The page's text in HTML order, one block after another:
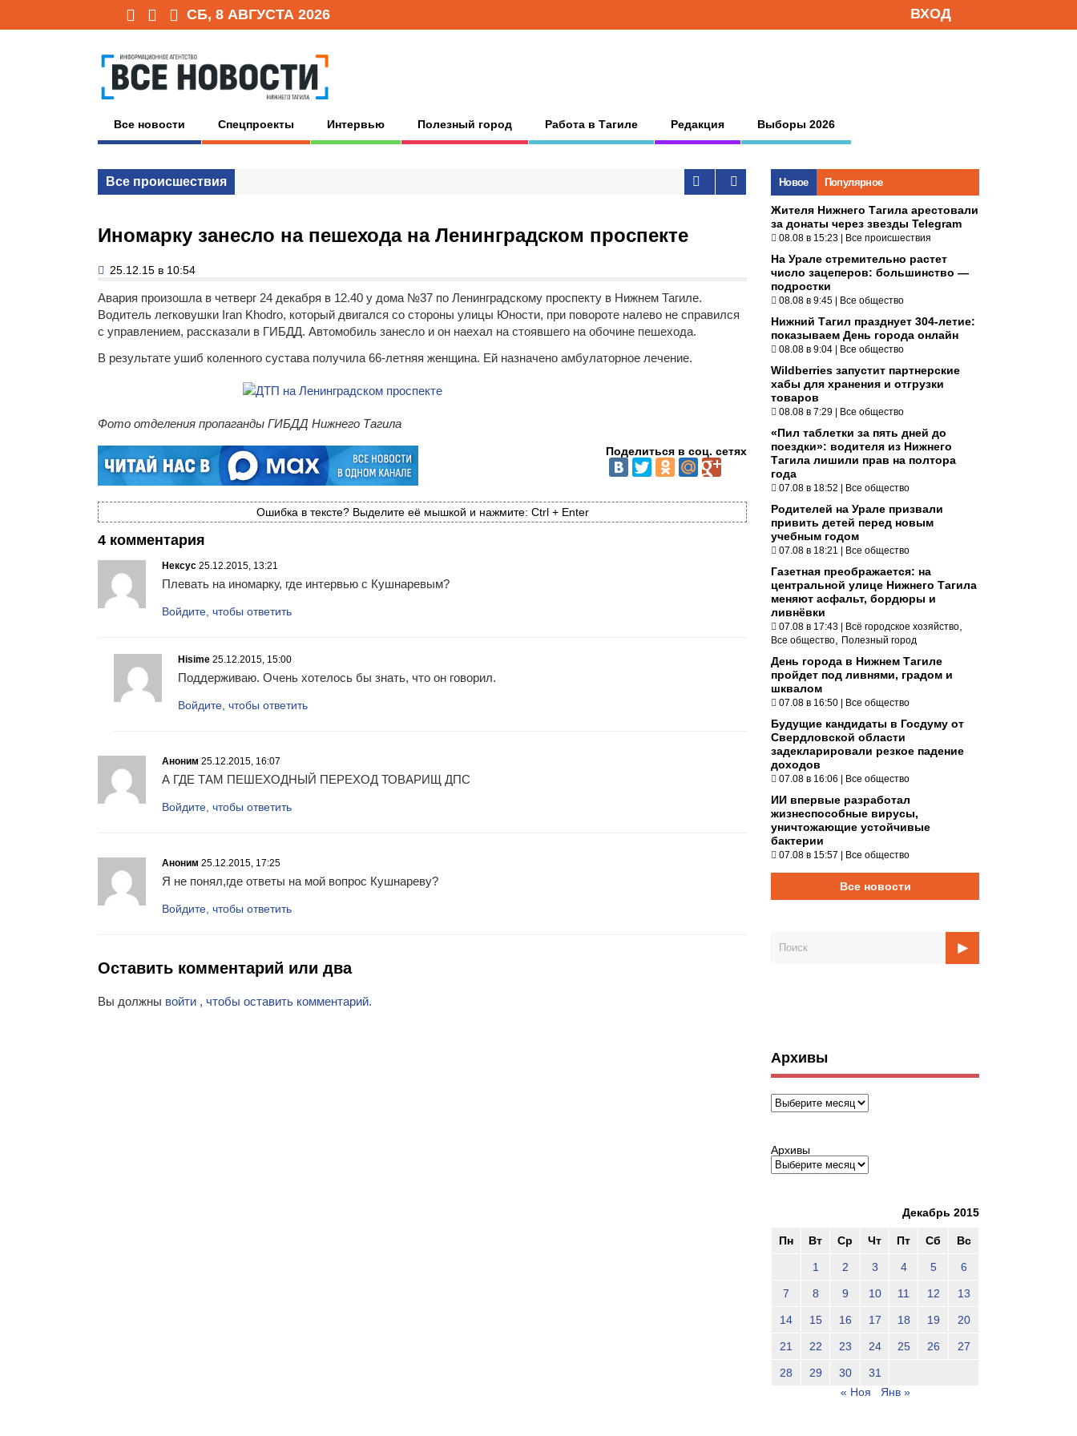
СБ, 8 АВГУСТА 2026 ВХОД
Все новости Спецпроекты Интервью Полезный город Работа в Тагиле Редакция Выборы 2026
Все происшествия
Иномарку занесло на пешехода на Ленинградском проспекте
25.12.15 в 10:54
Авария произошла в четверг 24 декабря в 12.40 у дома №37 по Ленинградскому проспекту в Нижнем Тагиле.
Водитель легковушки Iran Khodro, который двигался со стороны улицы Юности, при повороте налево не справился
с управлением, рассказали в ГИБДД. Автомобиль занесло и он наехал на стоявшего на обочине пешехода.
В результате ушиб коленного сустава получила 66-летняя женщина. Ей назначено амбулаторное лечение.
Фото отделения пропаганды ГИБДД Нижнего Тагила
Поделиться в соц. сетях
Ошибка в тексте? Выделите её мышкой и нажмите: Ctrl + Enter
4 комментария
Нексус 25.12.2015, 13:21
Плевать на иномарку, где интервью с Кушнаревым?
Войдите, чтобы ответить
Hisime 25.12.2015, 15:00
Поддерживаю. Очень хотелось бы знать, что он говорил.
Войдите, чтобы ответить
Аноним 25.12.2015, 16:07
А ГДЕ ТАМ ПЕШЕХОДНЫЙ ПЕРЕХОД ТОВАРИЩ ДПС
Войдите, чтобы ответить
Аноним 25.12.2015, 17:25
Я не понял,где ответы на мой вопрос Кушнареву?
Войдите, чтобы ответить
Оставить комментарий или два
Вы должны войти , чтобы оставить комментарий.
Новое Популярное
Жителя Нижнего Тагила арестовали
за донаты через звезды Telegram
08.08 в 15:23 | Все происшествия
На Урале стремительно растет
число зацеперов: большинство —
подростки
08.08 в 9:45 | Все общество
Нижний Тагил празднует 304-летие:
показываем День города онлайн
08.08 в 9:04 | Все общество
Wildberries запустит партнерские
хабы для хранения и отгрузки
товаров
08.08 в 7:29 | Все общество
«Пил таблетки за пять дней до
поездки»: водителя из Нижнего
Тагила лишили прав на полтора
года
07.08 в 18:52 | Все общество
Родителей на Урале призвали
привить детей перед новым
учебным годом
07.08 в 18:21 | Все общество
Газетная преображается: на
центральной улице Нижнего Тагила
меняют асфальт, бордюры и
ливнёвки
07.08 в 17:43 | Всё городское хозяйство
Все общество Полезный город
День города в Нижнем Тагиле
пройдет под ливнями, градом и
шквалом
07.08 в 16:50 | Все общество
Будущие кандидаты в Госдуму от
Свердловской области
задекларировали резкое падение
доходов
07.08 в 16:06 | Все общество
ИИ впервые разработал
жизнеспособные вирусы,
уничтожающие устойчивые
бактерии
07.08 в 15:57 | Все общество
Все новости
Архивы
Архивы
Архивы
Декабрь 2015
Пн Вт Ср Чт Пт Сб Вс
1 2 3 4 5 6
7 8 9 10 11 12 13
14 15 16 17 18 19 20
21 22 23 24 25 26 27
28 29 30
31
« Ноя
Янв »